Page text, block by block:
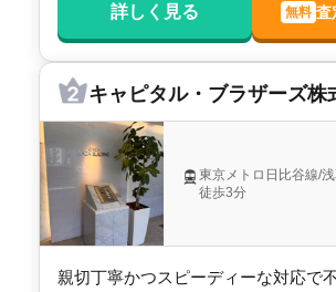
詳しく見る 無料 査
キャピタル・ブラザーズ株
東京メトロ日比谷線/浅
徒歩3分
親切丁寧かつスピーディーな対応で